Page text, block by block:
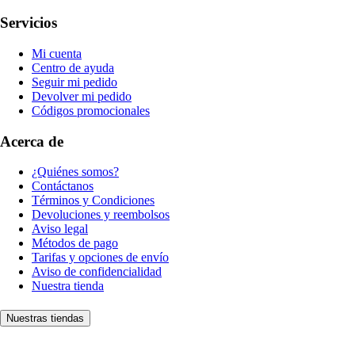
Servicios
Mi cuenta
Centro de ayuda
Seguir mi pedido
Devolver mi pedido
Códigos promocionales
Acerca de
¿Quiénes somos?
Contáctanos
Términos y Condiciones
Devoluciones y reembolsos
Aviso legal
Métodos de pago
Tarifas y opciones de envío
Aviso de confidencialidad
Nuestra tienda
Nuestras tiendas